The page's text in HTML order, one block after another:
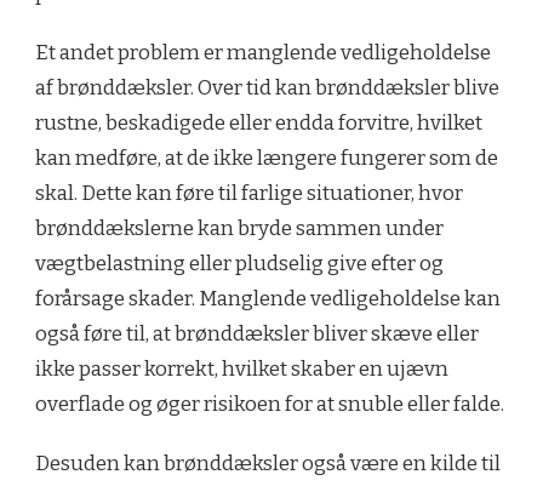
Et andet problem er manglende vedligeholdelse
af brønddæksler. Over tid kan brønddæksler blive
rustne, beskadigede eller endda forvitre, hvilket
kan medføre, at de ikke længere fungerer som de
skal. Dette kan føre til farlige situationer, hvor
brønddækslerne kan bryde sammen under
vægtbelastning eller pludselig give efter og
forårsage skader. Manglende vedligeholdelse kan
også føre til, at brønddæksler bliver skæve eller
ikke passer korrekt, hvilket skaber en ujævn
overflade og øger risikoen for at snuble eller falde.
Desuden kan brønddæksler også være en kilde til